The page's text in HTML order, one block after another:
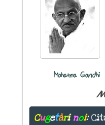
Mahatma Gandhi
Cugetări noi: